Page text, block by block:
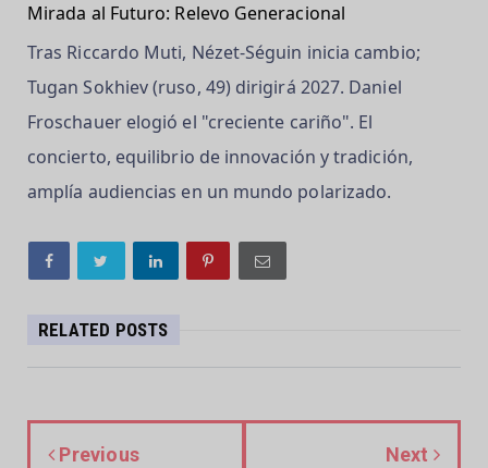
Mirada al Futuro: Relevo Generacional
Tras Riccardo Muti, Nézet-Séguin inicia cambio;
Tugan Sokhiev (ruso, 49) dirigirá 2027. Daniel
Froschauer elogió el "creciente cariño". El
concierto, equilibrio de innovación y tradición,
amplía audiencias en un mundo polarizado.
RELATED POSTS
Previous Next